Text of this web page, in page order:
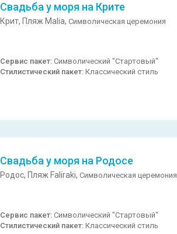
Свадьба у моря на Крите
Крит, Пляж Malia,Символическая церемония
Сервис пакет:Символический "Стартовый"
Стилистический пакет:Классический стиль
Свадьба у моря на Родосе
Родос, Пляж Faliraki,Символическая церемония
Сервис пакет:Символический "Стартовый"
Стилистический пакет:Классический стиль